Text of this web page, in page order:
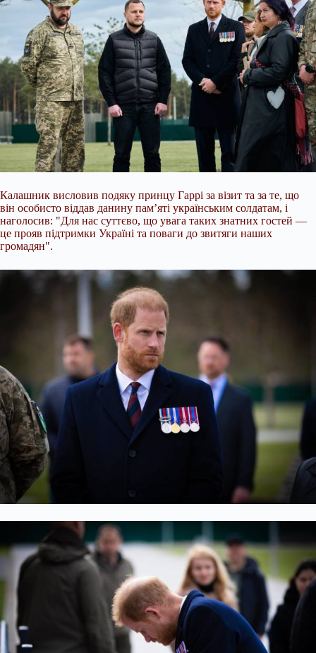
Калашник висловив подяку принцу Гаррі за візит та за те, що
він особисто віддав данину пам’яті українським солдатам, і
наголосив: "Для нас суттєво, що увага таких знатних гостей —
це прояв підтримки Україні та поваги до звитяги наших
громадян".